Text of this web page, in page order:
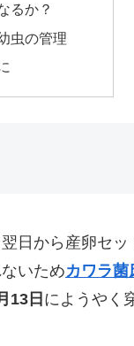
るか？
虫の管理
日から産卵セ
いためカワラ菌
13日 にようやく